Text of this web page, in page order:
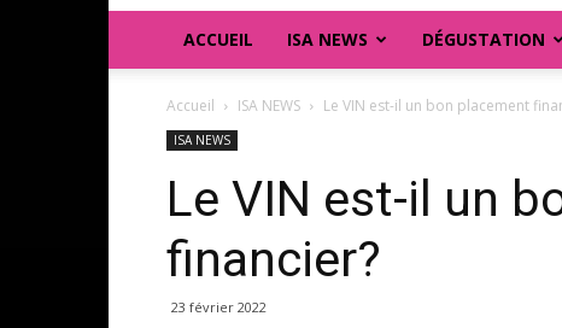
ACCUEIL ISA NEWS DÉGUSTATION
Accueil ISA NEWS Le VIN est-il un bon placement
ISA NEWS
Le VIN est-il un
financier?
23 février 2022